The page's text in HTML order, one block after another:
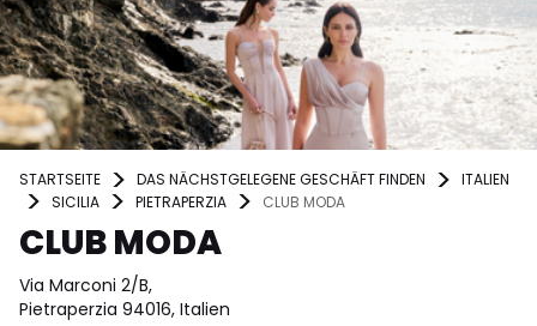
STARTSEITE DAS NÄCHSTGELEGENE GESCHÄFT FINDEN
ITALIEN
SICILIA
PIETRAPERZIA CLUB MODA
CLUB MODA
Via Marconi 2/B,
Pietraperzia 94016, Italien